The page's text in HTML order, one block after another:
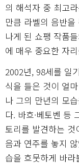
의 해석자 중 최고
만큼 라벨의 음반
나게 된 쇼팽 작품
에 매우 중요한 자
2002년, 98세를 일
식을 들은 것이 얼
나 그의 만년의 모
다. 바흐·베토벤 등
토리를 발견하는
음과 연주를 놓지
습을 흐뭇하게 바